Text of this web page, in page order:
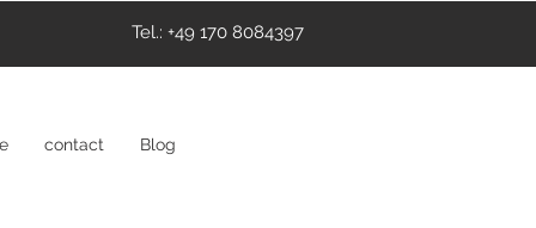
Tel.: +49 170 8084397
contact Blog